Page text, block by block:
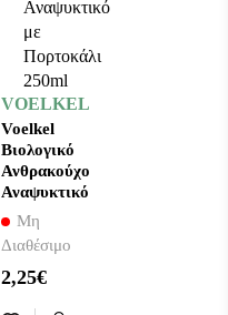
VOELKEL
Voelkel
Βιολογικό
Ανθρακούχο
Αναψυκτικό
με
Πορτοκάλι
250ml
Μη
Διαθέσιμο
2,25€